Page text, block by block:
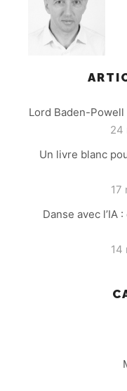
Lord Baden-Powell
24
Un livre blanc
17
Danse avec l’IA
14